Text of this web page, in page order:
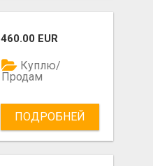
460.00 EUR
Куплю/
Продам
ПОДРОБНЕЙ